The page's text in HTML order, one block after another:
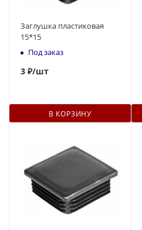
Заглушка пластиковая
15*15
Под заказ
3 ₽/шт
В КОРЗИНУ